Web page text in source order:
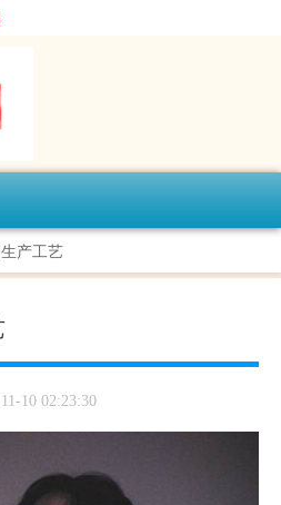
产工艺
10 02:23:30